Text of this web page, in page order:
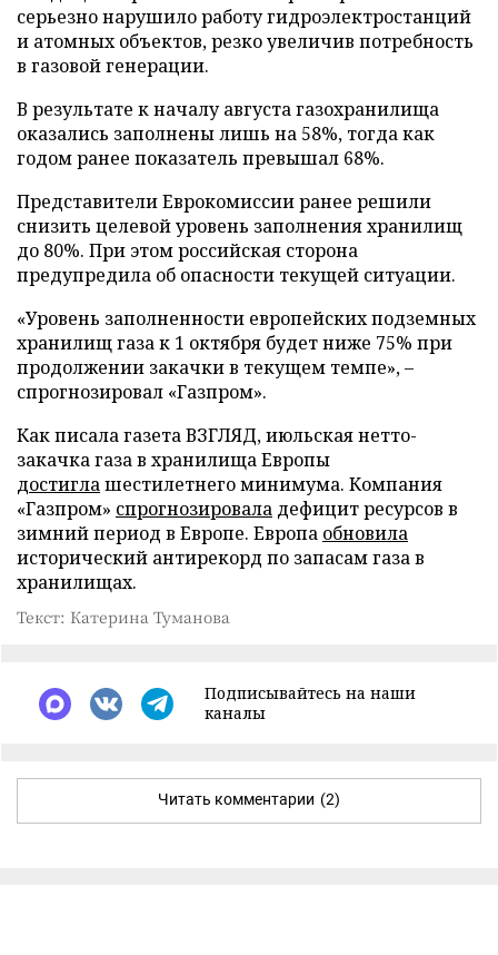
серьезно нарушило работу гидроэлектростанций
и атомных объектов, резко увеличив потребность
в газовой генерации.
В результате к началу августа газохранилища
оказались заполнены лишь на 58%, тогда как
годом ранее показатель превышал 68%.
Представители Еврокомиссии ранее решили
снизить целевой уровень заполнения хранилищ
до 80%. При этом российская сторона
предупредила об опасности текущей ситуации.
«Уровень заполненности европейских подземных
хранилищ газа к 1 октября будет ниже 75% при
продолжении закачки в текущем темпе», –
спрогнозировал «Газпром».
Как писала газета ВЗГЛЯД, июльская нетто-
закачка газа в хранилища Европы
достиглашестилетнего минимума. Компания
«Газпром» спрогнозировала дефицит ресурсов в
зимний период в Европе. Европа обновила
исторический антирекорд по запасам газа в
хранилищах.
Текст: Катерина Туманова
Подписывайтесь на наши
каналы
Читать комментарии (2)